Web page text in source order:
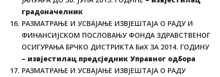
градоначелник
РАЗМАТРАЊЕ И УСВАЈАЊЕ ИЗВЈЕШТАЈА О РАДУ И
ФИНАНСИЈСКОМ ПОСЛОВАЊУ ФОНДА ЗДРАВСТВЕНОГ
ОСИГУРАЊА БРЧКО ДИСТРИКТА БиХ ЗА 2014. ГОДИНУ
– извјестилац предсједник Управног одбора
РАЗМАТРАЊЕ И УСВАЈАЊЕ ИЗВЈЕШТАЈА О РАДУ